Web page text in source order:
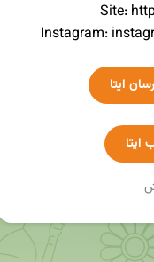
Instagram:
:
ایتا